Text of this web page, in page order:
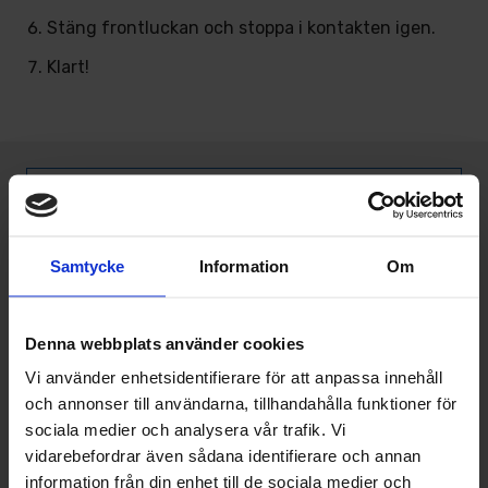
Samtycke Information Om
Denna webbplats använder cookies
Vi använder enhetsidentifierare för att anpassa innehåll
och annonser till användarna, tillhandahålla funktioner för
sociala medier och analysera vår trafik. Vi
vidarebefordrar även sådana identifierare och annan
information från din enhet till de sociala medier och
Stäng frontluckan och stoppa i kontakten igen.
Klart!
Övriga artiklar
Så påverkas din elräkning av dålig
Så påverkar ventilation din hälsa - vikten
av ett fungerande FTX-system
Rengöring av luftvärmepump - så går det
till